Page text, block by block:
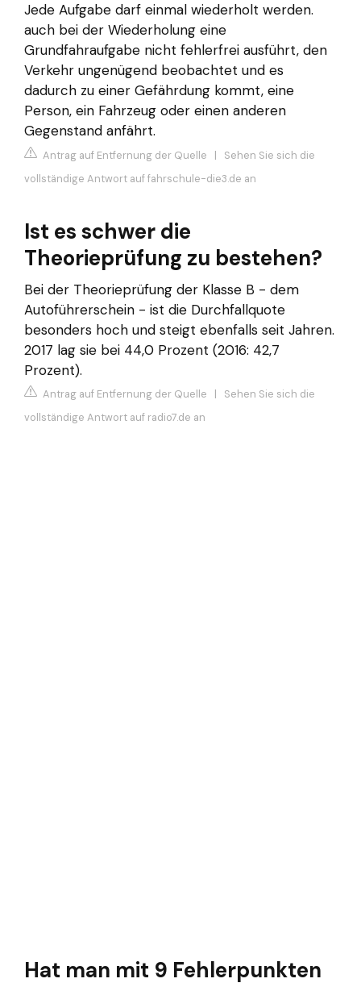
Jede Aufgabe darf einmal wiederholt werden.
auch bei der Wiederholung eine
Grundfahraufgabe nicht fehlerfrei ausführt, den
Verkehr ungenügend beobachtet und es
dadurch zu einer Gefährdung kommt, eine
Person, ein Fahrzeug oder einen anderen
Gegenstand anfährt.
Antrag auf Entfernung der Quelle | Sehen Sie sich die
vollständige Antwort auf fahrschule-die3.de an
Ist es schwer die
Theorieprüfung zu bestehen?
Bei der Theorieprüfung der Klasse B - dem
Autoführerschein - ist die Durchfallquote
besonders hoch und steigt ebenfalls seit Jahren.
2017 lag sie bei 44,0 Prozent (2016: 42,7
Prozent).
Antrag auf Entfernung der Quelle | Sehen Sie sich die
vollständige Antwort auf radio7.de an
Hat man mit 9 Fehlerpunkten